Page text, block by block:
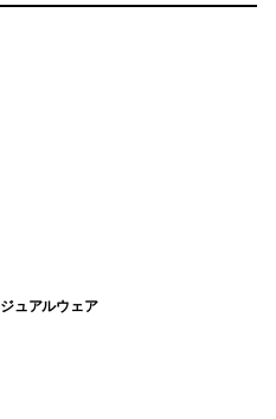
ュアルウェア